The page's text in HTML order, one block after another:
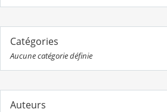
Catégories
Aucune catégorie définie
Auteurs